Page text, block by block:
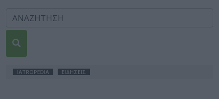
IATROPEDIA ΕΙΔΗΣΕΙΣ